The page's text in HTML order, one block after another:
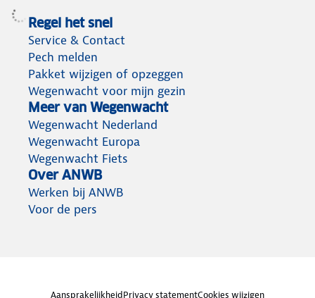
Regel het snel
Service & Contact
Pech melden
Pakket wijzigen of opzeggen
Wegenwacht voor mijn gezin
Meer van Wegenwacht
Wegenwacht Nederland
Wegenwacht Europa
Wegenwacht Fiets
Over ANWB
Werken bij ANWB
Voor de pers
AansprakelijkheidPrivacy statementCookies wijzigen